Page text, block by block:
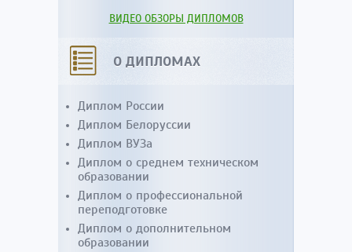
ВИДЕО ОБЗОРЫ ДИПЛОМОВ
О ДИПЛОМАХ
Диплом России
Диплом Белоруссии
Диплом ВУЗа
Диплом о среднем техническом
образовании
Диплом о профессиональной
переподготовке
Диплом о дополнительном
образовании